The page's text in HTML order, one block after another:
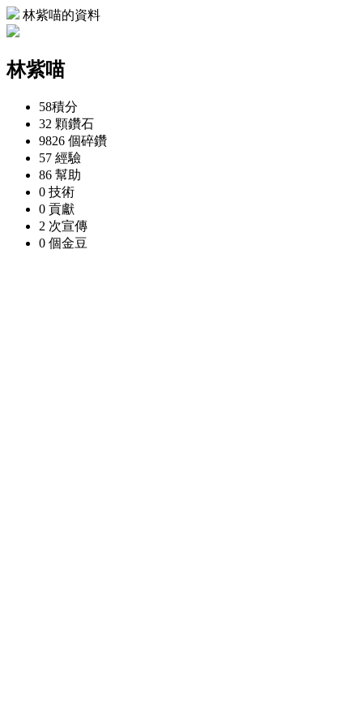
林紫喵的資料
林紫喵
58積分
32 顆鑽石
9826 個碎鑽
57 經驗
86 幫助
0 技術
0 貢獻
2 次宣傳
0 個金豆